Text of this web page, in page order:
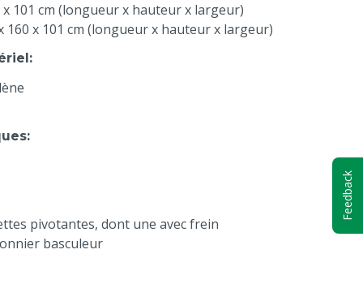
101 cm (longueur x hauteur x largeur)
160 x 101 cm (longueur x hauteur x largeur)
:
:
pivotantes, dont une avec frein
basculeur
Feedback